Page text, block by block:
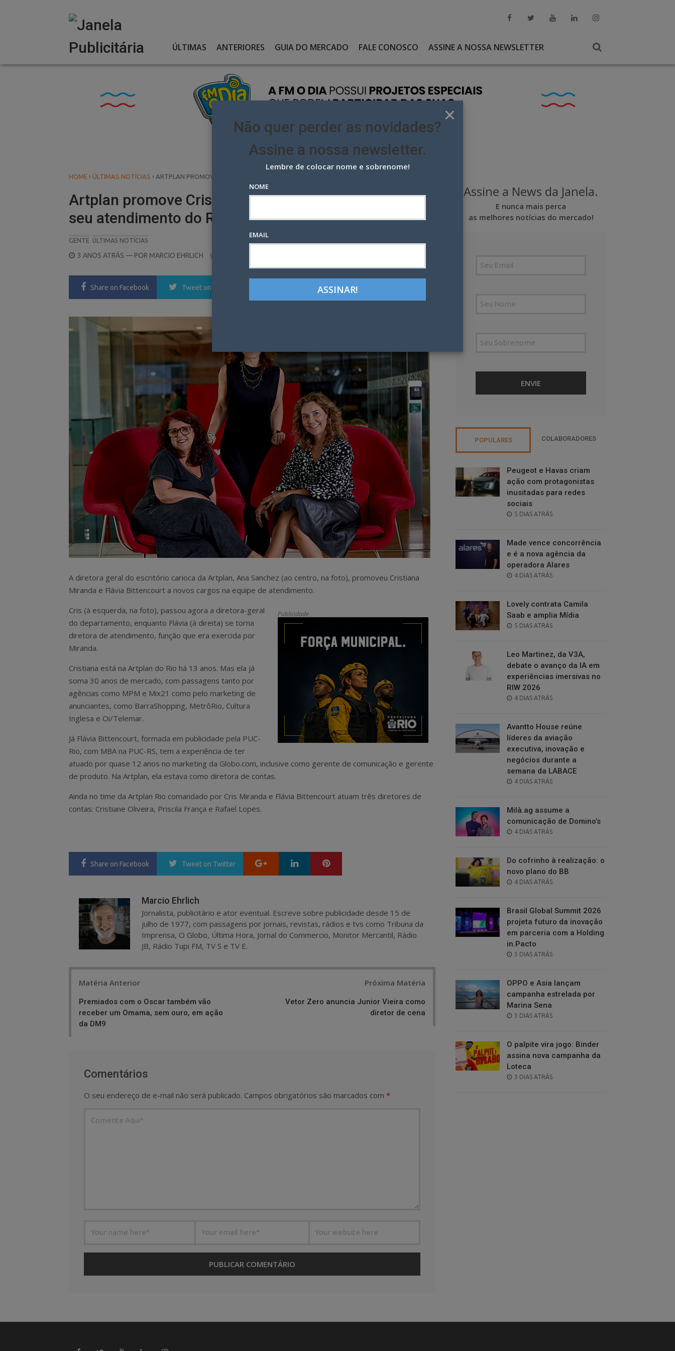
ÚLTIMAS ANTERIORES GUIA DO MERCADO FALE CONOSCO ASSINE A NOSSA NEWSLETTER
HOME › ÚLTIMAS NOTÍCIAS › ARTPLAN PROMOVE CRIS MIRANDA E FLAVIA BITTENCOURT EM SEU ATENDIMENTO DO RIO
Artplan promove Cris Miranda e Flavia Bittencourt em
seu atendimento do Rio
GENTE ÚLTIMAS NOTÍCIAS
POSTED
3 ANOS ATRÁS — POR MARCIO EHRLICH
Share on Facebook Tweet on Twitter LinkedIn Pinterest
A diretora geral do escritório carioca da Artplan, Ana Sanchez (ao centro, na foto), promoveu Cristiana
Miranda e Flávia Bittencourt a novos cargos na equipe de atendimento.
Publicidade
Cris (à esquerda, na foto), passou agora a diretora-geral
do departamento, enquanto Flávia (à direita) se torna
diretora de atendimento, função que era exercida por
Miranda.
Cristiana está na Artplan do Rio há 13 anos. Mas ela já
soma 30 anos de mercado, com passagens tanto por
agências como MPM e Mix21 como pelo marketing de
anunciantes, como BarraShopping, MetrôRio, Cultura
Inglesa e Oi/Telemar.
Já Flávia Bittencourt, formada em publicidade pela PUC-
Rio, com MBA na PUC-RS, tem a experiência de ter
atuado por quase 12 anos no marketing da Globo.com, inclusive como gerente de comunicação e gerente
de produto. Na Artplan, ela estava como diretora de contas.
Ainda no time da Artplan Rio comandado por Cris Miranda e Flávia Bittencourt atuam três diretores de
contas: Cristiane Oliveira, Priscila França e Rafael Lopes.
Share on Facebook Tweet on Twitter Google+ LinkedIn
Marcio Ehrlich
Jornalista, publicitário e ator eventual. Escreve sobre publicidade desde 15 de
julho de 1977, com passagens por jornais, revistas, rádios e tvs como Tribuna da
Imprensa, O Globo, Última Hora, Jornal do Commercio, Monitor Mercantil, Rádio
JB, Rádio Tupi FM, TV S e TV E.
Matéria Anterior
Premiados com o Oscar também vão
receber um Omama, sem ouro, em ação
da DM9
Próxima Matéria
Vetor Zero anuncia Junior Vieira como
diretor de cena
Comentários
O seu endereço de e-mail não será publicado. Campos obrigatórios são marcados com *
Assine a News da Janela.
E nunca mais perca
as melhores notícias do mercado!
POPULARES COLABORADORES
Peugeot e Havas criam
ação com protagonistas
inusitadas para redes
sociais
POSTED
5 DIAS ATRÁS
Made vence concorrência
e é a nova agência da
operadora Alares
POSTED
4 DIAS ATRÁS
Lovely contrata Camila
Saab e amplia Mídia
POSTED
5 DIAS ATRÁS
Leo Martinez, da V3A,
debate o avanço da IA em
experiências imersivas no
RIW 2026
POSTED
4 DIAS ATRÁS
Avantto House reúne
líderes da aviação
executiva, inovação e
negócios durante a
semana da LABACE
POSTED
4 DIAS ATRÁS
Milà.ag assume a
comunicação de Domino’s
POSTED
4 DIAS ATRÁS
Do cofrinho à realização: o
novo plano do BB
POSTED
4 DIAS ATRÁS
Brasil Global Summit 2026
projeta futuro da inovação
em parceria com a Holding
in.Pacto
POSTED
3 DIAS ATRÁS
OPPO e Asia lançam
campanha estrelada por
Marina Sena
POSTED
3 DIAS ATRÁS
O palpite vira jogo: Binder
assina nova campanha da
Loteca
POSTED
3 DIAS ATRÁS
×
Não quer perder as novidades?
Assine a nossa newsletter.
Lembre de colocar nome e sobrenome!
NOME
EMAIL